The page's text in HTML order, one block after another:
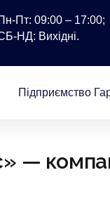
Пт: 09:00 – 17:00;
НД: Вихідні.
Підприємство
—